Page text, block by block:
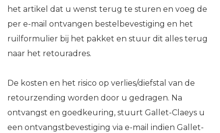
het artikel dat u wenst terug te sturen en voeg de
per e-mail ontvangen bestelbevestiging en het
ruilformulier bij het pakket en stuur dit alles terug
naar het retouradres.
De kosten en het risico op verlies/diefstal van de
retourzending worden door u gedragen. Na
ontvangst en goedkeuring, stuurt Gallet-Claeys u
een ontvangstbevestiging via e-mail indien Gallet-